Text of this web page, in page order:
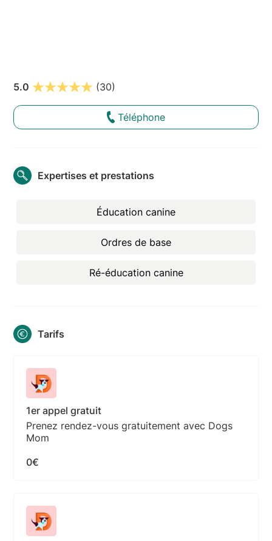
5.0 (30)
Téléphone
Expertises et prestations
Éducation canine
Ordres de base
Ré-éducation canine
Tarifs
1er appel gratuit
Prenez rendez-vous gratuitement avec Dogs
Mom
0€